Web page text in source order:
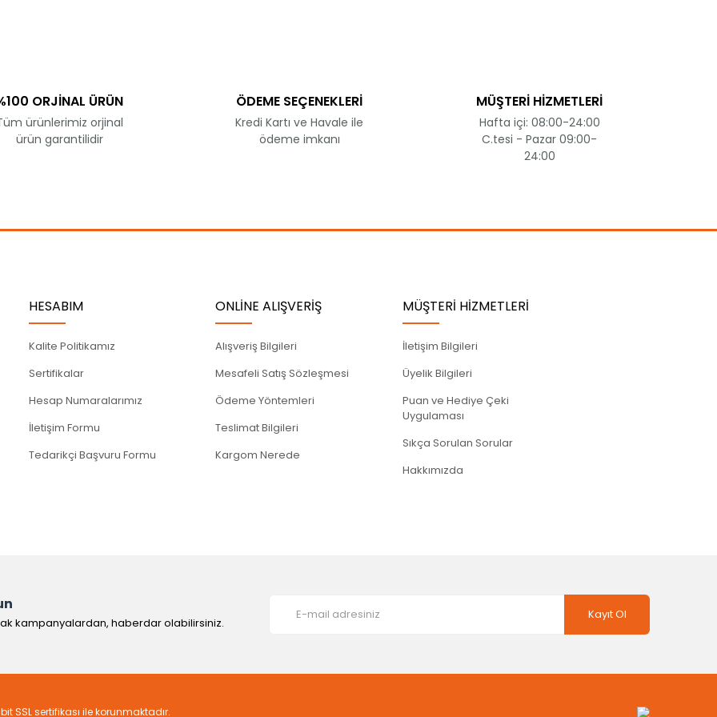
Gönder
ORJİNAL ÜRÜN
ürünlerimiz orjinal
ürün garantilidir
ÖDEME SEÇENEKLERİ
Kredi Kartı ve Havale ile
ödeme imkanı
MÜŞTERİ HİZMETLERİ
Hafta içi: 08:00-24:00
C.tesi - Pazar 09:00-
24:00
HESABIM
Kalite Politikamız
Sertifikalar
Hesap Numaralarımız
İletişim Formu
Tedarikçi Başvuru Formu
ONLİNE ALIŞVERİŞ
Alışveriş Bilgileri
Mesafeli Satış Sözleşmesi
Ödeme Yöntemleri
Teslimat Bilgileri
Kargom Nerede
MÜŞTERİ HİZMETLERİ
İletişim Bilgileri
Üyelik Bilgileri
Puan ve Hediye Çeki
Uygulaması
Sıkça Sorulan Sorular
Hakkımızda
kampanyalardan, haberdar olabilirsiniz.
Kayıt Ol
SSL sertifikası ile korunmaktadır.